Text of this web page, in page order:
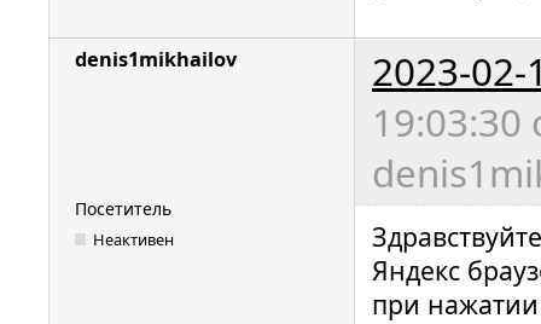
denis1mikhailov
2023-02-
19:03:30
Посетитель
Неактивен
Яндекс
при